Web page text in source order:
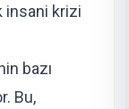
insani krizi
bazı
Bu,